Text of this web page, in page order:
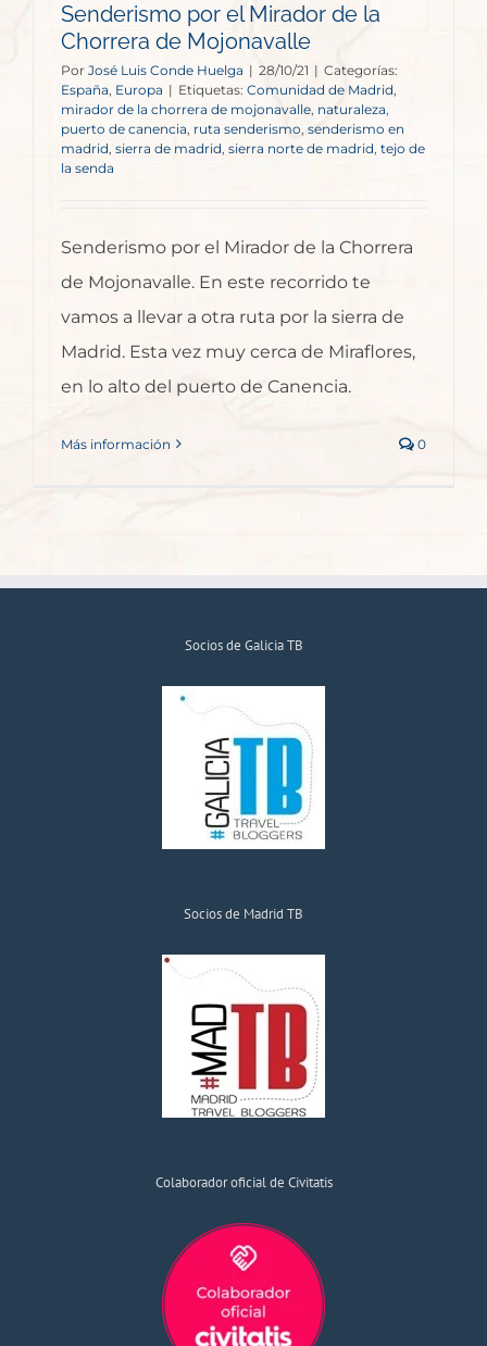
Senderismo por el Mirador de la
Chorrera de Mojonavalle
Por José Luis Conde Huelga | 28/10/21 | Categorías:
España Europa | Etiquetas: Comunidad de Madrid
mirador de la chorrera de mojonavalle, naturaleza
puerto de canencia, ruta senderismo, senderismo en
madrid sierra de madrid, sierra norte de madrid tejo de
la senda
Senderismo por el Mirador de la Chorrera
de Mojonavalle. En este recorrido te
vamos a llevar a otra ruta por la sierra de
Madrid. Esta vez muy cerca de Miraflores,
en lo alto del puerto de Canencia.
Más información 0
Socios de Galicia TB
Socios de Madrid TB
Colaborador oficial de Civitatis